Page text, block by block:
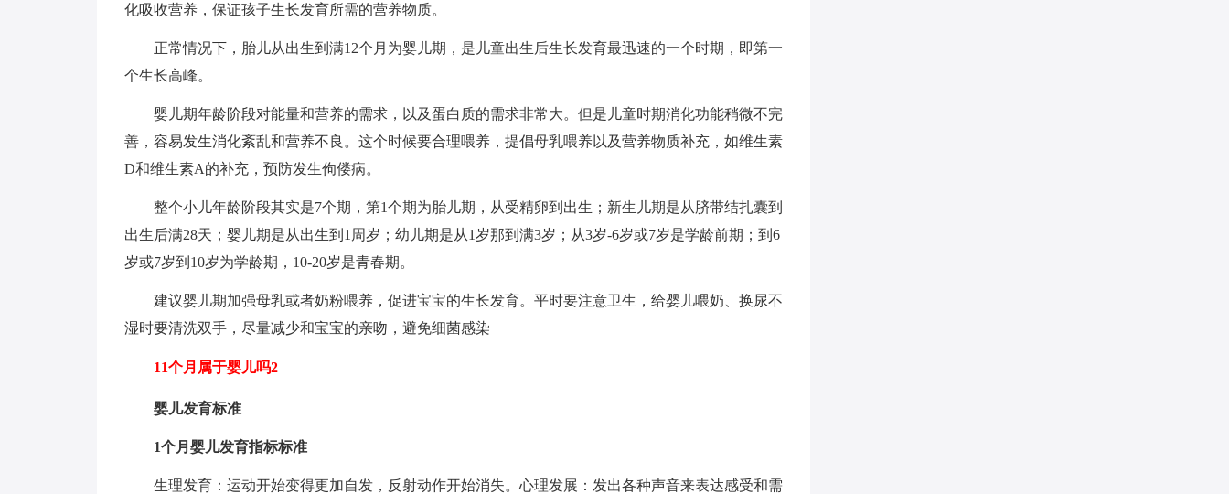
化吸收营养，保证孩子生长发育所需的营养物质。
正常情况下，胎儿从出生到满12个月为婴儿期，是儿童出生后生长发育最迅速的一个时期，即第一
个生长高峰。
婴儿期年龄阶段对能量和营养的需求，以及蛋白质的需求非常大。但是儿童时期消化功能稍微不完
善，容易发生消化紊乱和营养不良。这个时候要合理喂养，提倡母乳喂养以及营养物质补充，如维生素
D和维生素A的补充，预防发生佝偻病。
整个小儿年龄阶段其实是7个期，第1个期为胎儿期，从受精卵到出生；新生儿期是从脐带结扎囊到
出生后满28天；婴儿期是从出生到1周岁；幼儿期是从1岁那到满3岁；从3岁-6岁或7岁是学龄前期；到6
岁或7岁到10岁为学龄期，10-20岁是青春期。
建议婴儿期加强母乳或者奶粉喂养，促进宝宝的生长发育。平时要注意卫生，给婴儿喂奶、换尿不
湿时要清洗双手，尽量减少和宝宝的亲吻，避免细菌感染
11个月属于婴儿吗2
婴儿发育标准
1个月婴儿发育指标标准
生理发育：运动开始变得更加自发，反射动作开始消失。心理发展：发出各种声音来表达感受和需